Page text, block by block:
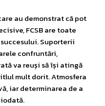
au demonstrat că pot
FCSB are toate
Suporterii
confruntări,
va reuși să își atingă
mult dorit. Atmosfera
iar determinarea de a